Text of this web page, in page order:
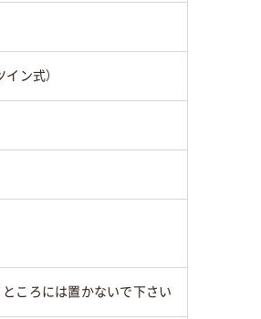
ン式）
ところには置かないで下さい